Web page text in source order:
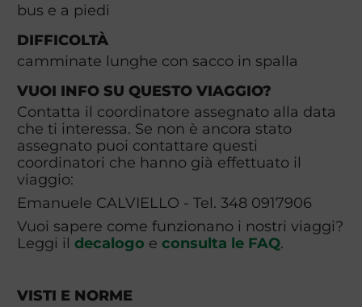
bus e a piedi
DIFFICOLTÀ
camminate lunghe con sacco in spalla
VUOI INFO SU QUESTO VIAGGIO?
Contatta il coordinatore assegnato alla data
che ti interessa. Se non è ancora stato
assegnato puoi contattare questi
coordinatori che hanno già effettuato il
viaggio:
Emanuele CALVIELLO - Tel. 348 0917906
Vuoi sapere come funzionano i nostri viaggi?
Leggi il decalogo e consulta le FAQ.
VISTI E NORME